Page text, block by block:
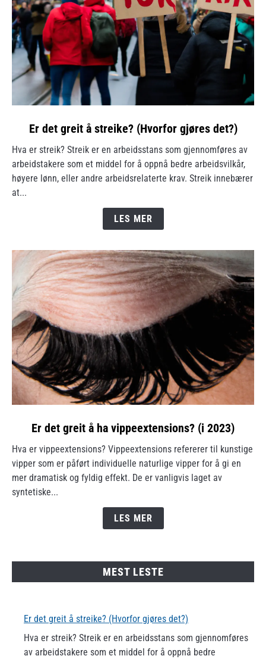
Er
det
greit
å
det?)
Er det greit å streike? (Hvorfor gjøres det?)
Hva er streik? Streik er en arbeidsstans som gjennomføres av
arbeidstakere som et middel for å oppnå bedre arbeidsvilkår,
høyere lønn, eller andre arbeidsrelaterte krav. Streik innebærer
at...
LES MER
Er
det
greit
å
Er det greit å ha vippeextensions? (i 2023)
Hva er vippeextensions? Vippeextensions refererer til kunstige
vipper som er påført individuelle naturlige vipper for å gi en
mer dramatisk og fyldig effekt. De er vanligvis laget av
syntetiske...
LES MER
MEST LESTE
Er det greit å streike? (Hvorfor gjøres det?)
Hva er streik? Streik er en arbeidsstans som gjennomføres
av arbeidstakere som et middel for å oppnå bedre